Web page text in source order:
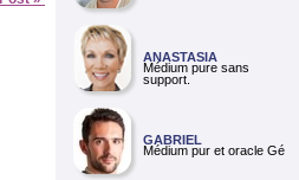
ANASTASIA
Médium pure sans
support.
GABRIEL
Médium pur et oracle Gé